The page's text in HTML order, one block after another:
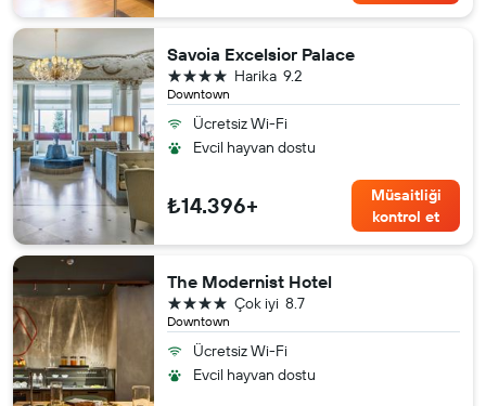
Savoia Excelsior Palace
Downtown
9.2
Harika
4 yıldız
Ücretsiz Wi-Fi
Evcil hayvan dostu
₺14.396+
Müsaitliği
kontrol et
The Modernist Hotel
Downtown
8.7
Çok iyi
4 yıldız
Ücretsiz Wi-Fi
Evcil hayvan dostu